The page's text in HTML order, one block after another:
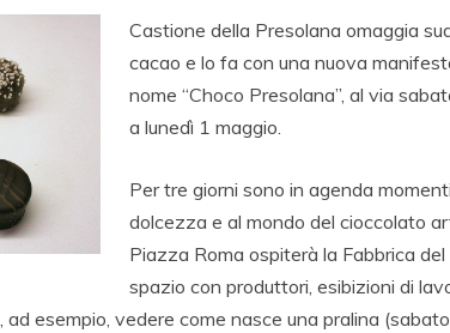
Castione della Presolana omaggia
cacao e lo fa con una nuova
nome “Choco Presolana”, al via
a lunedì 1 maggio.
Per tre giorni sono in agenda
dolcezza e al mondo del cioccolato
Piazza Roma ospiterà la Fabbrica
spazio con produttori, esibizioni di
esempio, vedere come nasce una pralina